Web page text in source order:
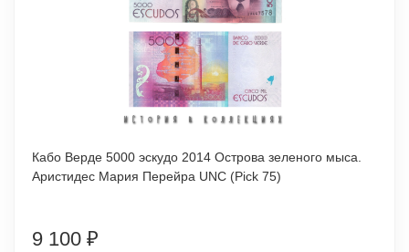
Кабо Верде 5000 эскудо 2014 Острова зеленого мыса.
Аристидес Мария Перейра UNC (Pick 75)
9 100 ₽